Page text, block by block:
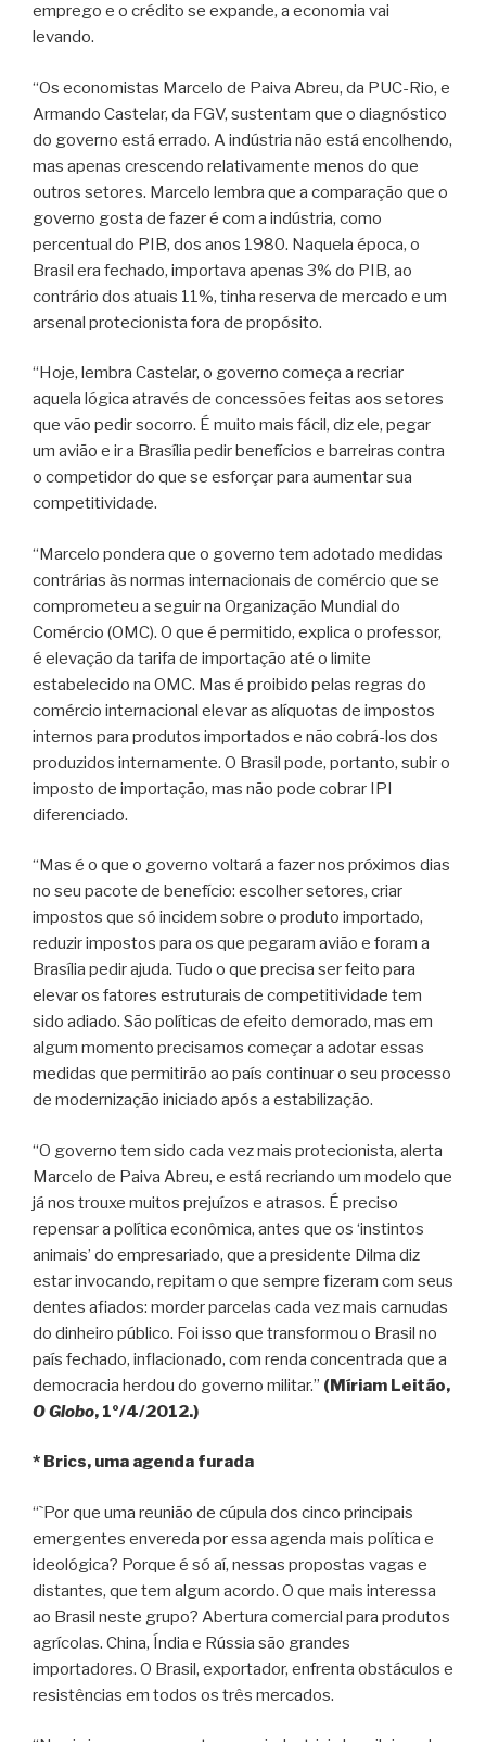
emprego e o crédito se expande, a economia vai
levando.
“Os economistas Marcelo de Paiva Abreu, da PUC-Rio, e
Armando Castelar, da FGV, sustentam que o diagnóstico
do governo está errado. A indústria não está encolhendo,
mas apenas crescendo relativamente menos do que
outros setores. Marcelo lembra que a comparação que o
governo gosta de fazer é com a indústria, como
percentual do PIB, dos anos 1980. Naquela época, o
Brasil era fechado, importava apenas 3% do PIB, ao
contrário dos atuais 11%, tinha reserva de mercado e um
arsenal protecionista fora de propósito.
“Hoje, lembra Castelar, o governo começa a recriar
aquela lógica através de concessões feitas aos setores
que vão pedir socorro. É muito mais fácil, diz ele, pegar
um avião e ir a Brasília pedir benefícios e barreiras contra
o competidor do que se esforçar para aumentar sua
competitividade.
“Marcelo pondera que o governo tem adotado medidas
contrárias às normas internacionais de comércio que se
comprometeu a seguir na Organização Mundial do
Comércio (OMC). O que é permitido, explica o professor,
é elevação da tarifa de importação até o limite
estabelecido na OMC. Mas é proibido pelas regras do
comércio internacional elevar as alíquotas de impostos
internos para produtos importados e não cobrá-los dos
produzidos internamente. O Brasil pode, portanto, subir o
imposto de importação, mas não pode cobrar IPI
diferenciado.
“Mas é o que o governo voltará a fazer nos próximos dias
no seu pacote de benefício: escolher setores, criar
impostos que só incidem sobre o produto importado,
reduzir impostos para os que pegaram avião e foram a
Brasília pedir ajuda. Tudo o que precisa ser feito para
elevar os fatores estruturais de competitividade tem
sido adiado. São políticas de efeito demorado, mas em
algum momento precisamos começar a adotar essas
medidas que permitirão ao país continuar o seu processo
de modernização iniciado após a estabilização.
“O governo tem sido cada vez mais protecionista, alerta
Marcelo de Paiva Abreu, e está recriando um modelo que
já nos trouxe muitos prejuízos e atrasos. É preciso
repensar a política econômica, antes que os ‘instintos
animais’ do empresariado, que a presidente Dilma diz
estar invocando, repitam o que sempre fizeram com seus
dentes afiados: morder parcelas cada vez mais carnudas
do dinheiro público. Foi isso que transformou o Brasil no
país fechado, inflacionado, com renda concentrada que a
democracia herdou do governo militar.” (Míriam Leitão,
O Globo, 1º/4/2012.)
* Brics, uma agenda furada
“`Por que uma reunião de cúpula dos cinco principais
emergentes envereda por essa agenda mais política e
ideológica? Porque é só aí, nessas propostas vagas e
distantes, que tem algum acordo. O que mais interessa
ao Brasil neste grupo? Abertura comercial para produtos
agrícolas. China, Índia e Rússia são grandes
importadores. O Brasil, exportador, enfrenta obstáculos e
resistências em todos os três mercados.